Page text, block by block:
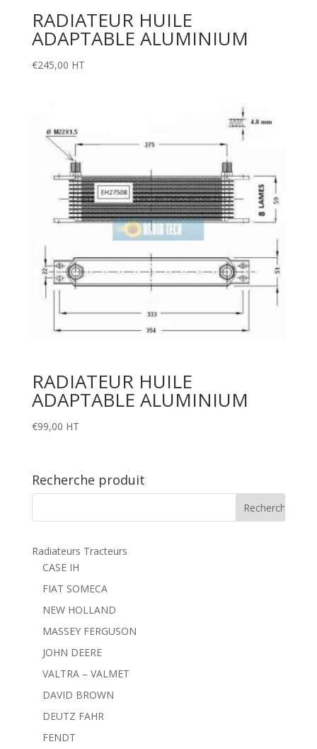
RADIATEUR HUILE
ADAPTABLE ALUMINIUM
€245,00 HT
RADIATEUR HUILE
ADAPTABLE ALUMINIUM
€99,00 HT
Recherche produit
Radiateurs Tracteurs
CASE IH
FIAT SOMECA
NEW HOLLAND
MASSEY FERGUSON
JOHN DEERE
VALTRA – VALMET
DAVID BROWN
DEUTZ FAHR
FENDT